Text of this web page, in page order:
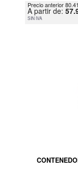
Precio anterior
A partir de:
SIN IVA